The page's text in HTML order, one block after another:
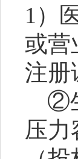
1）
或营
注册
②
压